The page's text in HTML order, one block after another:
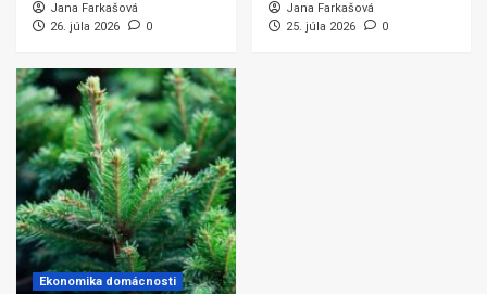
Jana Farkašová
26. júla 2026
0
Jana Farkašová
25. júla 2026
0
Ekonomika domácnosti